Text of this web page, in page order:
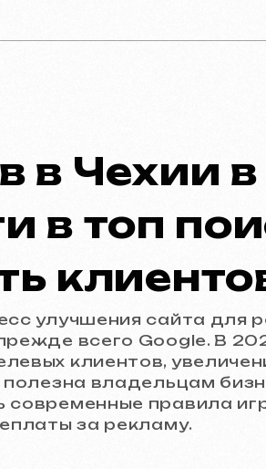
в Чехии
в топ
улучшения сайта для
всего Google. В
клиентов,
владельцам
правила
за рекламу.